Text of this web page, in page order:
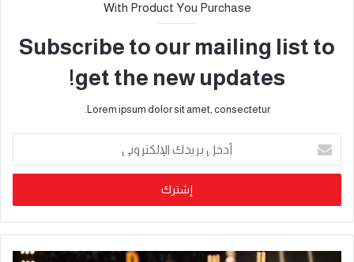
With Product You Purchase
Subscribe to our mailing list to
get the new updates!
Lorem ipsum dolor sit amet, consectetur.